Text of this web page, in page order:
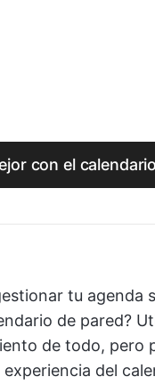
con el
tu
de pared?
de todo, pero
del